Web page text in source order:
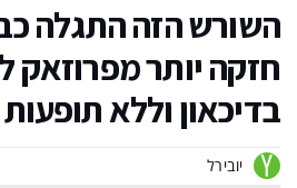
השורש הזה התגלה
חזקה יותר מפרוזאק
בדיכאון וללא תופעות
יובירל